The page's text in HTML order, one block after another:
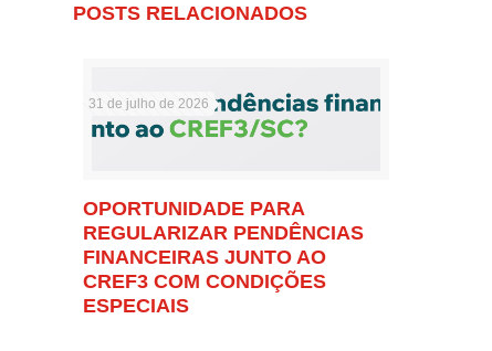
POSTS RELACIONADOS
31 de julho de 2026
OPORTUNIDADE PARA
REGULARIZAR PENDÊNCIAS
FINANCEIRAS JUNTO AO
CREF3 COM CONDIÇÕES
ESPECIAIS